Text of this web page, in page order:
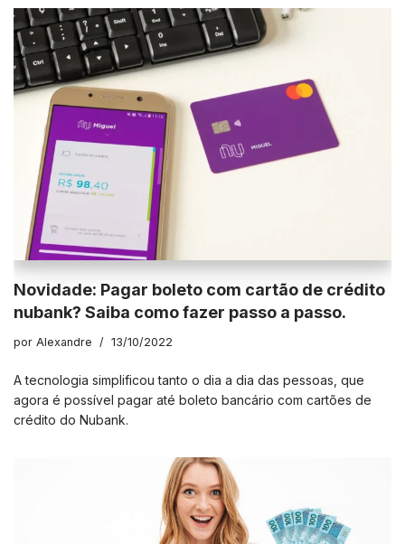
Novidade: Pagar boleto com cartão de crédito
nubank? Saiba como fazer passo a passo.
por Alexandre 13/10/2022
A tecnologia simplificou tanto o dia a dia das pessoas, que
agora é possível pagar até boleto bancário com cartões de
crédito do Nubank.